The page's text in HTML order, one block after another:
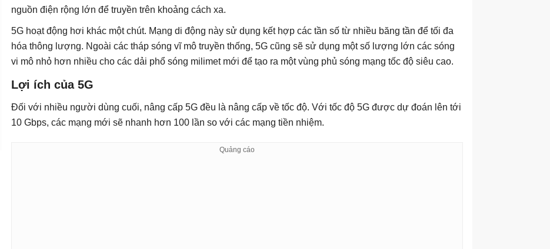
nguồn điện rộng lớn để truyền trên khoảng cách xa.
5G hoạt động hơi khác một chút. Mạng di động này sử dụng kết hợp các tần số từ nhiều băng tần để tối đa
hóa thông lượng. Ngoài các tháp sóng vĩ mô truyền thống, 5G cũng sẽ sử dụng một số lượng lớn các sóng
vi mô nhỏ hơn nhiều cho các dải phổ sóng milimet mới để tạo ra một vùng phủ sóng mạng tốc độ siêu cao.
Lợi ích của 5G
Đối với nhiều người dùng cuối, nâng cấp 5G đều là nâng cấp về tốc độ. Với tốc độ 5G được dự đoán lên tới
10 Gbps, các mạng mới sẽ nhanh hơn 100 lần so với các mạng tiền nhiệm.